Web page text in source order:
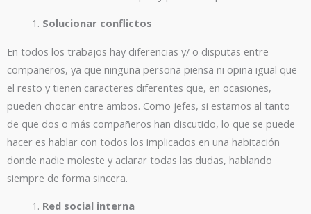
Solucionar conflictos
En todos los trabajos hay diferencias y/ o disputas entre
compañeros, ya que ninguna persona piensa ni opina igual que
el resto y tienen caracteres diferentes que, en ocasiones,
pueden chocar entre ambos. Como jefes, si estamos al tanto
de que dos o más compañeros han discutido, lo que se puede
hacer es hablar con todos los implicados en una habitación
donde nadie moleste y aclarar todas las dudas, hablando
siempre de forma sincera.
Red social interna